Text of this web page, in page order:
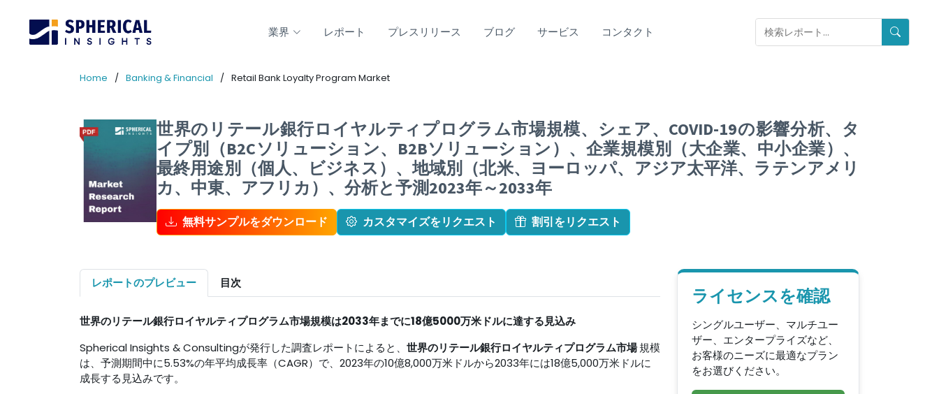
業界 レポート プレスリリース ブログ サービス コンタクト
Home Banking & Financial Retail Bank Loyalty Program Market
世界のリテール銀行ロイヤルティプログラム市場規模、シェア、COVID-19の影響分析、タ
イプ別（B2Cソリューション、B2Bソリューション）、企業規模別（大企業、中小企業）、
最終用途別（個人、ビジネス）、地域別（北米、ヨーロッパ、アジア太平洋、ラテンアメリ
カ、中東、アフリカ）、分析と予測2023年～2033年
無料サンプルをダウンロード カスタマイズをリクエスト 割引をリクエスト
レポートのプレビュー 目次
世界のリテール銀行ロイヤルティプログラム市場規模は2033年までに18億5000万米ドルに達する見込み
Spherical Insights & Consultingが発行した調査レポートによると、 世界のリテール銀行ロイヤルティプログラム市場規模
は、予測期間中に5.53%の年平均成長率（CAGR）で、2023年の10億8,000万米ドルから2033年には18億5,000万米ドルに
成長する見込みです。
ライセンスを確認
シングルユーザー、マルチユー
ザー、エンタープライズなど、
お客様のニーズに最適なプラン
をお選びください。